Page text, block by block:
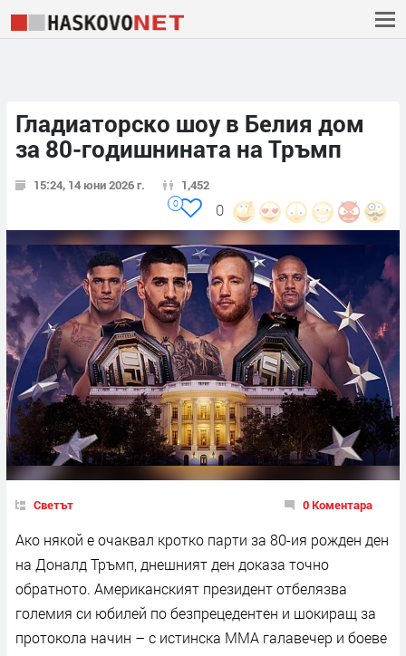
Гладиаторско шоу в Белия дом
за 80-годишнината на Тръмп
15:24, 14 юни 2026 г. 1,452
0
0
Светът 0 Коментара
Ако някой е очаквал кротко парти за 80-ия рожден ден
на Доналд Тръмп, днешният ден доказа точно
обратното. Американският президент отбелязва
големия си юбилей по безпрецедентен и шокиращ за
протокола начин – с истинска ММА галавечер и боеве